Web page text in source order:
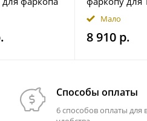
2024- с
чехле
Cruiser Prado
7-pin
Мало
8 910 р.
Способы оплаты
6 способов оплаты для